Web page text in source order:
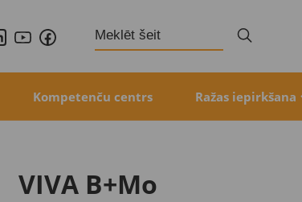
Search
for:
Kompetenču centrs Ražas iepirkšana
VIVA B+Mo